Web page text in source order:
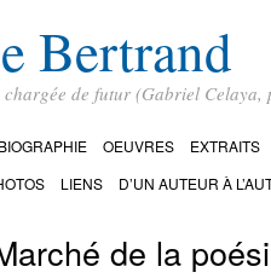
Bertrand
chargée de futur (Gabriel Celaya,
BIOGRAPHIE OEUVRES EXTRAITS
LIENS D’UN AUTEUR À
de la